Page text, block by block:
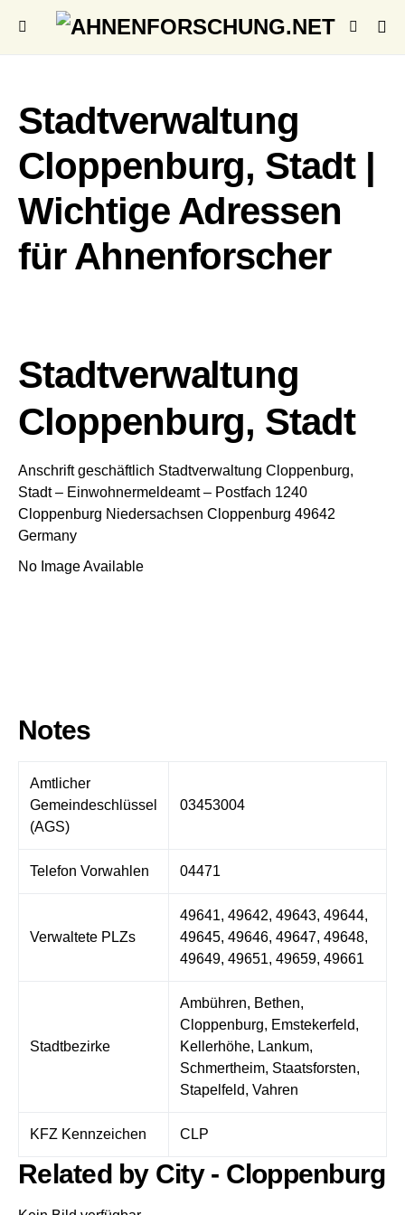
Stadtverwaltung
Cloppenburg, Stadt |
Wichtige Adressen
für Ahnenforscher
Stadtverwaltung
Cloppenburg, Stadt
Anschrift geschäftlich Stadtverwaltung Cloppenburg,
Stadt – Einwohnermeldeamt – Postfach 1240
Cloppenburg Niedersachsen Cloppenburg 49642
Germany
No Image Available
Notes
Amtlicher
Gemeindeschlüssel
(AGS)
03453004
Telefon Vorwahlen 04471
Verwaltete PLZs
49641, 49642, 49643, 49644,
49645, 49646, 49647, 49648,
49649, 49651, 49659, 49661
Stadtbezirke
Ambühren, Bethen,
Cloppenburg, Emstekerfeld,
Kellerhöhe, Lankum,
Schmertheim, Staatsforsten,
Stapelfeld, Vahren
KFZ Kennzeichen CLP
Related by City - Cloppenburg